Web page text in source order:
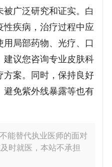
广泛研究和证实。白
性疾病，治疗过程中应
局部药物、光疗、口
建议您咨询专业皮肤科
方案。同时，保持良好
避免紫外线暴露等也有
能替代执业医师的面对
时就医，本站不承担